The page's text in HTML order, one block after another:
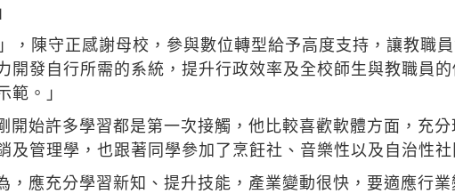
，陳守正感謝母校，參與數位轉型給予高度支持，讓教職
發自行所需的系統，提升行政效率及全校師生與教職員
。」
始許多學習都是第一次接觸，他比較喜歡軟體方面，充分
管理學，也跟著同學參加了烹飪社、音樂性以及自治性社
應充分學習新知、提升技能，產業變動很快，要適應行業